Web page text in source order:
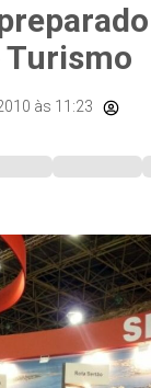
Turismo
às 11:23